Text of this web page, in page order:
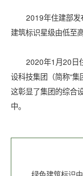
2019年住建部
建筑标识星级由低至
2020年1月20日
设科技集团（简称“
这彰显了集团的综合
中。